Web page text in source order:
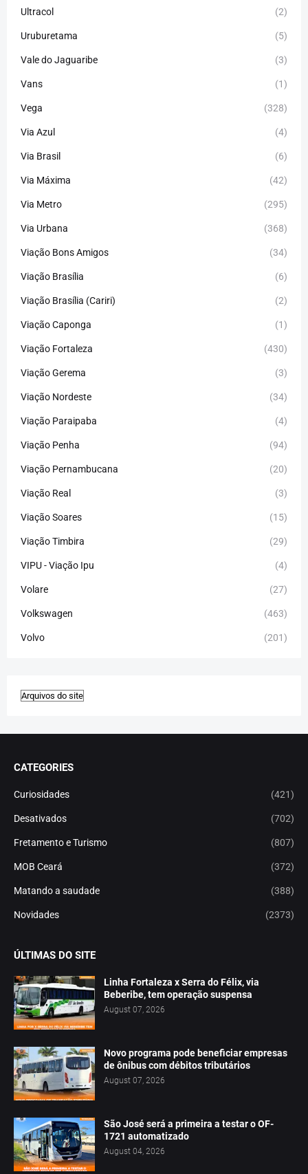
Ultracol (2)
Uruburetama (5)
Vale do Jaguaribe (3)
Vans (1)
Vega (328)
Via Azul (4)
Via Brasil (6)
Via Máxima (42)
Via Metro (295)
Via Urbana (368)
Viação Bons Amigos (34)
Viação Brasília (6)
Viação Brasília (Cariri) (2)
Viação Caponga (1)
Viação Fortaleza (430)
Viação Gerema (3)
Viação Nordeste (34)
Viação Paraipaba (4)
Viação Penha (94)
Viação Pernambucana (20)
Viação Real (3)
Viação Soares (15)
Viação Timbira (29)
VIPU - Viação Ipu (4)
Volare (27)
Volkswagen (463)
Volvo (201)
CATEGORIES
Curiosidades (421)
Desativados (702)
Fretamento e Turismo (807)
MOB Ceará (372)
Matando a saudade (388)
Novidades (2373)
ÚLTIMAS DO SITE
Linha Fortaleza x Serra do Félix, via
Beberibe, tem operação suspensa
August 07, 2026
Novo programa pode beneficiar empresas
de ônibus com débitos tributários
August 07, 2026
São José será a primeira a testar o OF-
1721 automatizado
August 04, 2026